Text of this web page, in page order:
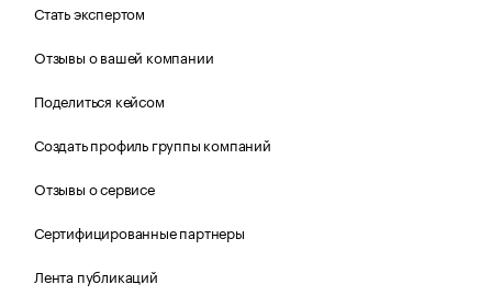
Стать экспертом
Отзывы о вашей компании
Поделиться кейсом
Создать профиль группы компаний
Отзывы о сервисе
Сертифицированные партнеры
Лента публикаций